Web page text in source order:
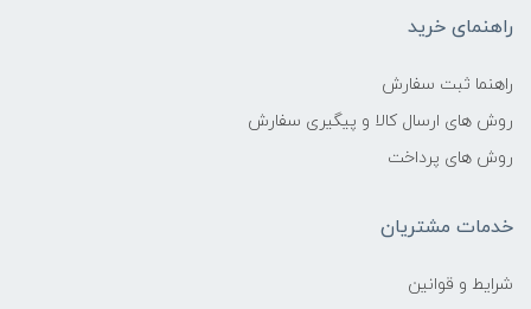
راهنمای خرید
راهنما ثبت سفارش
روش های ارسال کالا و پیگیری سفارش
روش های پرداخت
خدمات مشتریان
شرایط و قوانین